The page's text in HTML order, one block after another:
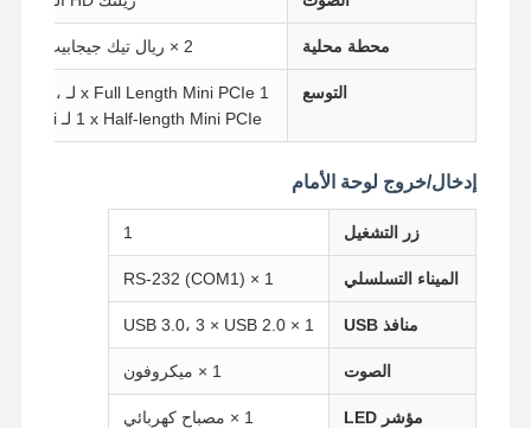
محطة محلية 2 × ريال تيك جيجابيت لين
التوسع
1 x Full Length Mini PCIe لـ SSD ،
1 x Half-length Mini PCIe لـ Wi-Fi
إدخال/خروج لوحة الأمام
زر التشغيل 1
الميناء التسلسلي 1 × RS-232 (COM1)
منافذ USB 1 × USB 3.0، 3 × USB 2.0
الصوت 1 × ميكروفون
مؤشر LED 1 × مصباح كهربائي